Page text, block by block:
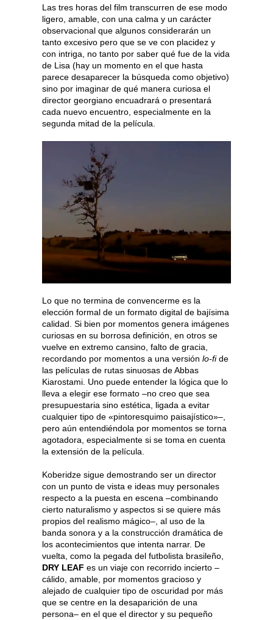
Las tres horas del film transcurren de ese modo
ligero, amable, con una calma y un carácter
observacional que algunos considerarán un
tanto excesivo pero que se ve con placidez y
con intriga, no tanto por saber qué fue de la vida
de Lisa (hay un momento en el que hasta
parece desaparecer la búsqueda como objetivo)
sino por imaginar de qué manera curiosa el
director georgiano encuadrará o presentará
cada nuevo encuentro, especialmente en la
segunda mitad de la película.
Lo que no termina de convencerme es la
elección formal de un formato digital de bajísima
calidad. Si bien por momentos genera imágenes
curiosas en su borrosa definición, en otros se
vuelve en extremo cansino, falto de gracia,
recordando por momentos a una versión lo-fide
las películas de rutas sinuosas de Abbas
Kiarostami. Uno puede entender la lógica que lo
lleva a elegir ese formato –no creo que sea
presupuestaria sino estética, ligada a evitar
cualquier tipo de «pintoresquimo paisajístico»–,
pero aún entendiéndola por momentos se torna
agotadora, especialmente si se toma en cuenta
la extensión de la película.
Koberidze sigue demostrando ser un director
con un punto de vista e ideas muy personales
respecto a la puesta en escena –combinando
cierto naturalismo y aspectos si se quiere más
propios del realismo mágico–, al uso de la
banda sonora y a la construcción dramática de
los acontecimientos que intenta narrar. De
vuelta, como la pegada del futbolista brasileño,
DRY LEAF es un viaje con recorrido incierto –
cálido, amable, por momentos gracioso y
alejado de cualquier tipo de oscuridad por más
que se centre en la desaparición de una
persona– en el que el director y su pequeño